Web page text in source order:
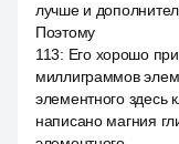
лучше и
Поэтому
113: Его хорошо
миллиграммов
элементного здесь
написано магния